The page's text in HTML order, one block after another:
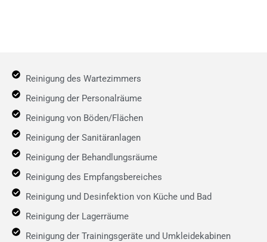
Reinigung des Wartezimmers
Reinigung der Personalräume
Reinigung von Böden/Flächen
Reinigung der Sanitäranlagen
Reinigung der Behandlungsräume
Reinigung des Empfangsbereiches
Reinigung und Desinfektion von Küche und Bad
Reinigung der Lagerräume
Reinigung der Trainingsgeräte und Umkleidekabinen